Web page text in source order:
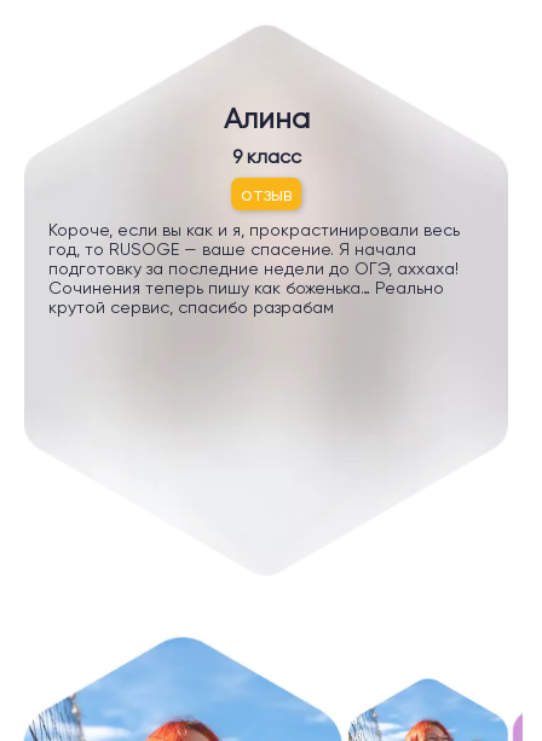
Алина
9 класс
отзыв
Короче, если вы как и я, прокрастинировали весь
год, то RUSOGE — ваше спасение. Я начала
подготовку за последние недели до ОГЭ, аххаха!
Сочинения теперь пишу как боженька… Реально
крутой сервис, спасибо разрабам